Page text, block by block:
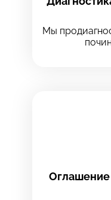
Мы
Оглашение
Выберите адрес